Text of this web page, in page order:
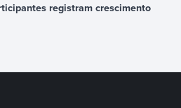
registram crescimento